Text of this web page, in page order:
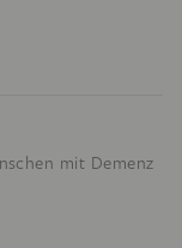
mit Demenz